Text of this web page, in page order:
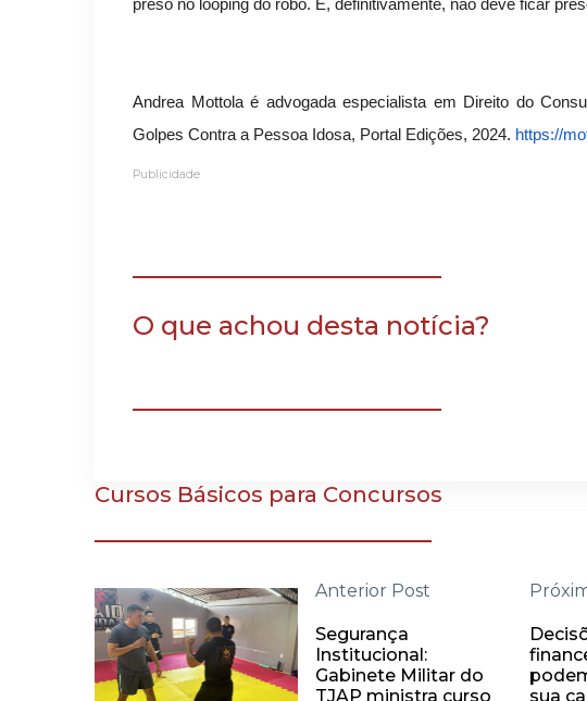
preso no looping do robô. E, definitivamente, não deve ficar
Andrea Mottola é advogada especialista em Direito do
Golpes Contra a Pessoa Idosa, Portal Edições, 2024. https://
Publicidade
O que achou desta notícia?
Cursos Básicos para Concursos
Anterior Post
Segurança
Institucional:
Gabinete Militar do
TJAP ministra curso
sua